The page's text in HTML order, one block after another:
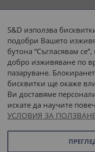
S&D използва
подобри Вашето
бутона “Съгласявам
добро изживяване по
пазаруване.
бисквитки ще окаже
Ви доставяме
искате да научите
УСЛОВИЯ ЗА